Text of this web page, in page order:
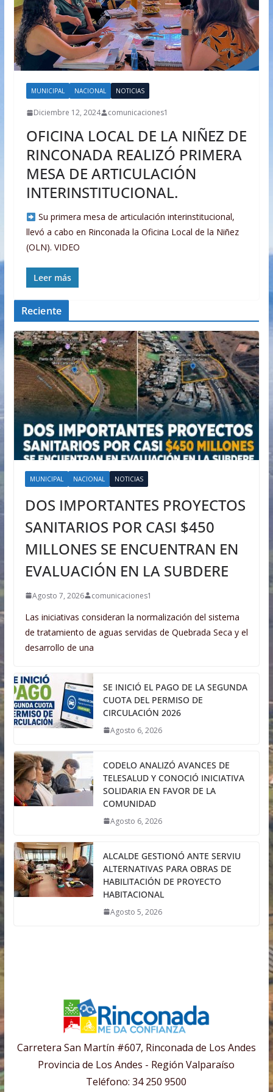
MUNICIPAL NACIONAL NOTICIAS
Diciembre 12, 2024 comunicaciones1
OFICINA LOCAL DE LA NIÑEZ DE
RINCONADA REALIZÓ PRIMERA
MESA DE ARTICULACIÓN
INTERINSTITUCIONAL.
Su primera mesa de articulación interinstitucional,
llevó a cabo en Rinconada la Oficina Local de la Niñez
(OLN). VIDEO
Leer más
Reciente
MUNICIPAL NACIONAL NOTICIAS
DOS IMPORTANTES PROYECTOS
SANITARIOS POR CASI $450
MILLONES SE ENCUENTRAN EN
EVALUACIÓN EN LA SUBDERE
Agosto 7, 2026 comunicaciones1
Las iniciativas consideran la normalización del sistema
de tratamiento de aguas servidas de Quebrada Seca y el
desarrollo de una
SE INICIÓ EL PAGO DE LA SEGUNDA
CUOTA DEL PERMISO DE
CIRCULACIÓN 2026
Agosto 6, 2026
CODELO ANALIZÓ AVANCES DE
TELESALUD Y CONOCIÓ INICIATIVA
SOLIDARIA EN FAVOR DE LA
COMUNIDAD
Agosto 6, 2026
ALCALDE GESTIONÓ ANTE SERVIU
ALTERNATIVAS PARA OBRAS DE
HABILITACIÓN DE PROYECTO
HABITACIONAL
Agosto 5, 2026
Carretera San Martín #607, Rinconada de Los Andes
Provincia de Los Andes - Región Valparaíso
Teléfono: 34 250 9500